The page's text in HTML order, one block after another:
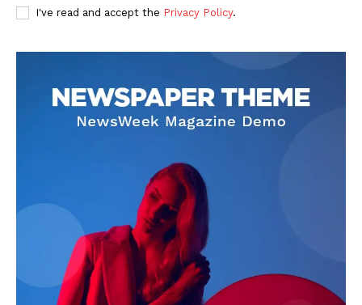
I've read and accept the Privacy Policy.